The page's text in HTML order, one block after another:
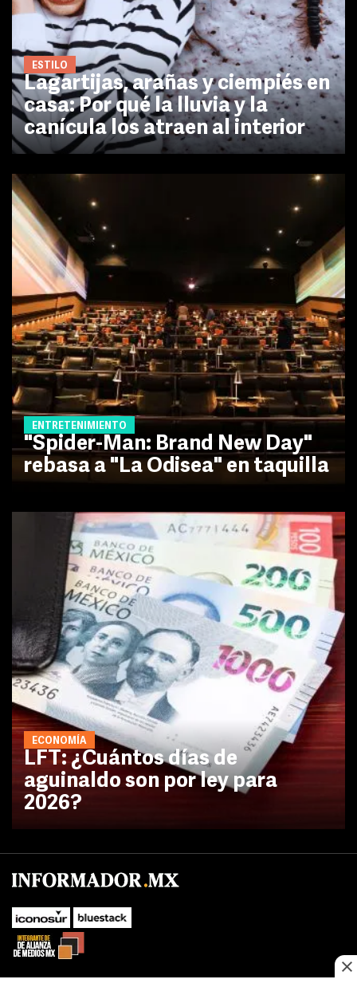
ESTILO
Lagartijas, arañas y ciempiés en
casa: Por qué la lluvia y la
canícula los atraen al interior
ENTRETENIMIENTO
"Spider-Man: Brand New Day"
rebasa a "La Odisea" en taquilla
ECONOMÍA
LFT: ¿Cuántos días de
aguinaldo son por ley para
2026?